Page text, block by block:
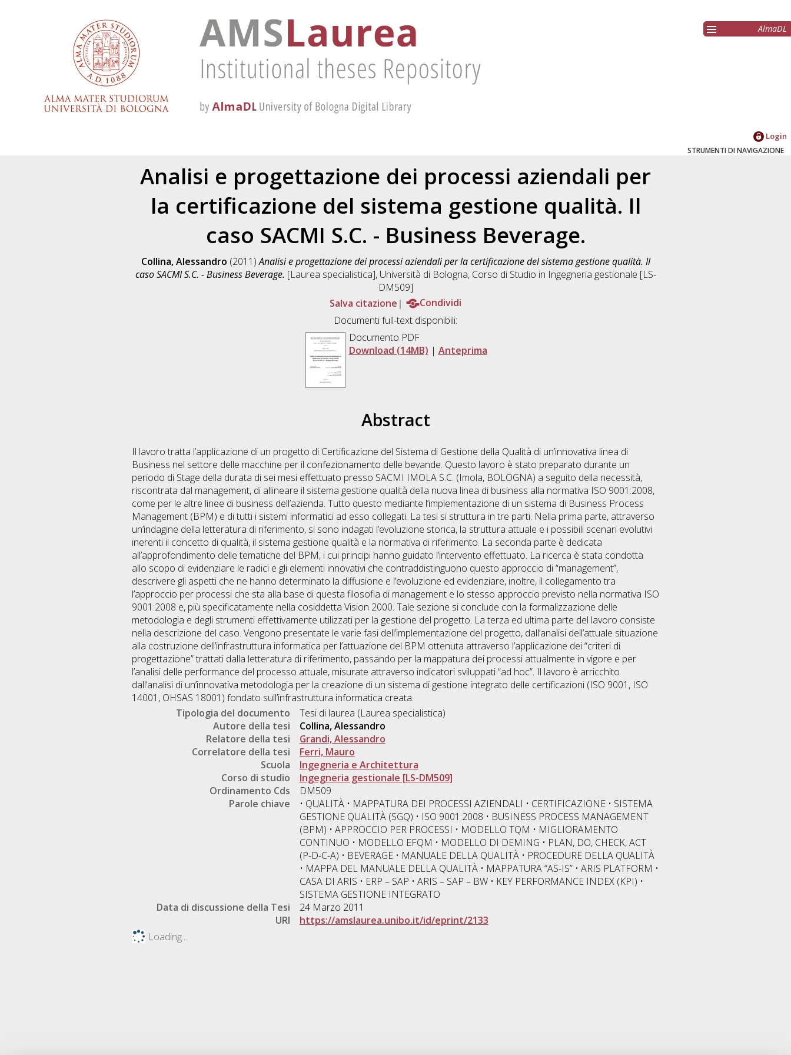
AlmaDL
Login
STRUMENTI DI NAVIGAZIONE
Analisi e progettazione dei processi aziendali per
la certificazione del sistema gestione qualità. Il
caso SACMI S.C. - Business Beverage.
Collina, Alessandro (2011)Analisi e progettazione dei processi aziendali per la certificazione del sistema gestione qualità. Il
caso SACMI S.C. - Business Beverage. [Laurea specialistica], Università di Bologna, Corso di Studio in Ingegneria gestionale [LS-
DM509]
Salva citazione
Condividi
Documenti full-text disponibili:
Documento PDF
Download (14MB) | Anteprima
Abstract
Il lavoro tratta l’applicazione di un progetto di Certificazione del Sistema di Gestione della Qualità di un’innovativa linea di
Business nel settore delle macchine per il confezionamento delle bevande. Questo lavoro è stato preparato durante un
periodo di Stage della durata di sei mesi effettuato presso SACMI IMOLA S.C. (Imola, BOLOGNA) a seguito della necessità,
riscontrata dal management, di allineare il sistema gestione qualità della nuova linea di business alla normativa ISO 9001:2008,
come per le altre linee di business dell’azienda. Tutto questo mediante l’implementazione di un sistema di Business Process
Management (BPM) e di tutti i sistemi informatici ad esso collegati. La tesi si struttura in tre parti. Nella prima parte, attraverso
un’indagine della letteratura di riferimento, si sono indagati l’evoluzione storica, la struttura attuale e i possibili scenari evolutivi
inerenti il concetto di qualità, il sistema gestione qualità e la normativa di riferimento. La seconda parte è dedicata
all’approfondimento delle tematiche del BPM, i cui principi hanno guidato l’intervento effettuato. La ricerca è stata condotta
allo scopo di evidenziare le radici e gli elementi innovativi che contraddistinguono questo approccio di “management”,
descrivere gli aspetti che ne hanno determinato la diffusione e l’evoluzione ed evidenziare, inoltre, il collegamento tra
l’approccio per processi che sta alla base di questa filosofia di management e lo stesso approccio previsto nella normativa ISO
9001:2008 e, più specificatamente nella cosiddetta Vision 2000. Tale sezione si conclude con la formalizzazione delle
metodologia e degli strumenti effettivamente utilizzati per la gestione del progetto. La terza ed ultima parte del lavoro consiste
nella descrizione del caso. Vengono presentate le varie fasi dell’implementazione del progetto, dall’analisi dell’attuale situazione
alla costruzione dell’infrastruttura informatica per l’attuazione del BPM ottenuta attraverso l’applicazione dei “criteri di
progettazione” trattati dalla letteratura di riferimento, passando per la mappatura dei processi attualmente in vigore e per
l’analisi delle performance del processo attuale, misurate attraverso indicatori sviluppati “ad hoc”. Il lavoro è arricchito
dall’analisi di un’innovativa metodologia per la creazione di un sistema di gestione integrato delle certificazioni (ISO 9001, ISO
14001, OHSAS 18001) fondato sull’infrastruttura informatica creata.
Tipologia del documento
Tesi di laurea (Laurea specialistica)
Autore della tesi
Collina, Alessandro
Relatore della tesi
Grandi, Alessandro
Correlatore della tesi
Ferri, Mauro
Scuola
Ingegneria e Architettura
Corso di studio
Ingegneria gestionale [LS-DM509]
Ordinamento Cds
DM509
Parole chiave
• QUALITÀ • MAPPATURA DEI PROCESSI AZIENDALI • CERTIFICAZIONE • SISTEMA
GESTIONE QUALITÀ (SGQ) • ISO 9001:2008 • BUSINESS PROCESS MANAGEMENT
(BPM) • APPROCCIO PER PROCESSI • MODELLO TQM • MIGLIORAMENTO
CONTINUO • MODELLO EFQM • MODELLO DI DEMING • PLAN, DO, CHECK, ACT
(P-D-C-A) • BEVERAGE • MANUALE DELLA QUALITÀ • PROCEDURE DELLA QUALITÀ
• MAPPA DEL MANUALE DELLA QUALITÀ • MAPPATURA “AS-IS” • ARIS PLATFORM •
CASA DI ARIS • ERP – SAP • ARIS – SAP – BW • KEY PERFORMANCE INDEX (KPI) •
SISTEMA GESTIONE INTEGRATO
Data di discussione della Tesi
24 Marzo 2011
URI
https://amslaurea.unibo.it/id/eprint/2133
Loading...